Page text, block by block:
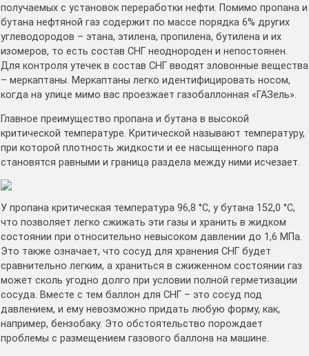
получаемых с установок переработки нефти. Помимо пропана и
бутана нефтяной газ содержит по массе порядка 6% других
углеводородов – этана, этилена, пропилена, бутилена и их
изомеров, то есть состав СНГ неоднороден и непостоянен.
Для контроля утечек в состав СНГ вводят зловонные вещества
– меркаптаны. Меркаптаны легко идентифицировать носом,
когда на улице мимо вас проезжает газобаллонная «ГАЗель».
Главное преимущество пропана и бутана в высокой
критической температуре. Критической называют температуру,
при которой плотность жидкости и ее насыщенного пара
становятся равными и граница раздела между ними исчезает.
У пропана критическая температура 96,8 °C, у бутана 152,0 °C,
что позволяет легко сжижать эти газы и хранить в жидком
состоянии при относительно невысоком давлении до 1,6 МПа.
Это также означает, что сосуд для хранения СНГ будет
сравнительно легким, а храниться в сжиженном состоянии газ
может сколь угодно долго при условии полной герметизации
сосуда. Вместе с тем баллон для СНГ – это сосуд под
давлением, и ему невозможно придать любую форму, как,
например, бензобаку. Это обстоятельство порождает
проблемы с размещением газового баллона на машине.